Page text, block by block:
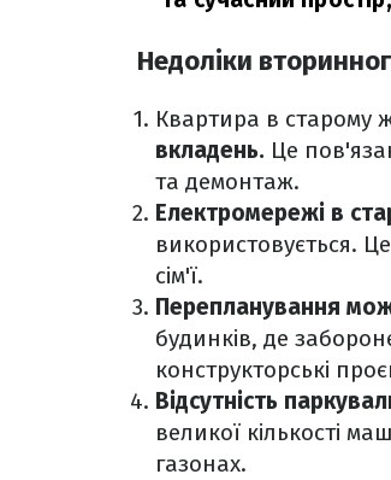
Недоліки
Квартира в старому
вкладень. Це
та демонтаж.
Електромережі в
використовується.
сім'ї.
Перепланування
будинків, де
конструкторські
Відсутність
великої кількості
газонах.